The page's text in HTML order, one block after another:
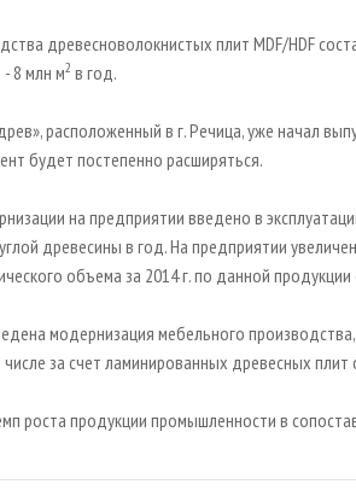
древесноволокнистых плит MDF/HDF
8 млн м2 в год.
расположенный в г. Речица, уже начал
будет постепенно расширяться.
на предприятии введено в
древесины в год. На предприятии
объема за 2014 г. по данной продукции
модернизация мебельного
за счет ламинированных древесных
роста продукции промышленности в